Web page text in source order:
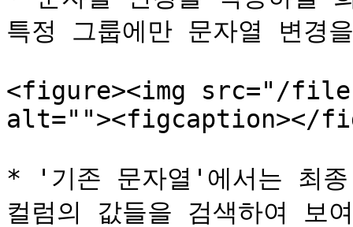
특정 그룹에만 문자열 변경
<figure><img src="/files/
alt=""><figcaption></
* '기존 문자열'에서는 최종
컬럼의 값들을 검색하여 보